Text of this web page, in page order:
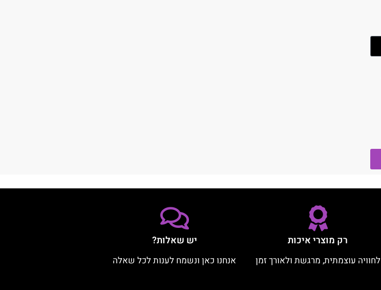
רק מוצרי איכות
לחוויה עוצמתית, מרגשת ולאורך זמן
יש שאלות?
אנחנו כאן ונשמח לענות לכל שאלה